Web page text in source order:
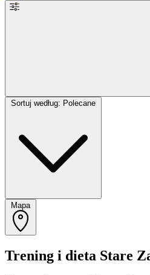
Mapa
Trening i dieta Stare